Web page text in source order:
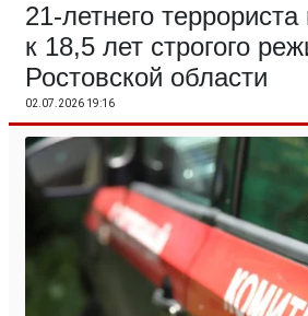
21-летнего
к 18,5 лет строгого
Ростовской области
02.07.2026 19:16